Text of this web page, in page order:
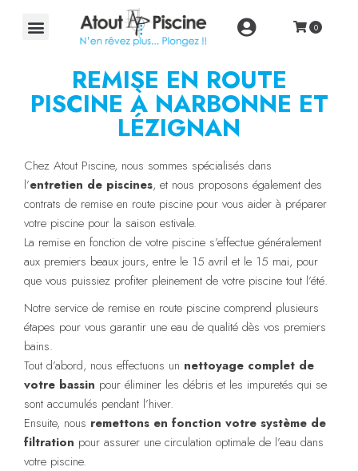
REMISE EN ROUTE
PISCINE À NARBONNE ET
LÉZIGNAN
Chez Atout Piscine, nous sommes spécialisés dans
l’entretien de piscines, et nous proposons également des
contrats de remise en route piscine pour vous aider à préparer
votre piscine pour la saison estivale.
La remise en fonction de votre piscine s’effectue généralement
aux premiers beaux jours, entre le 15 avril et le 15 mai, pour
que vous puissiez profiter pleinement de votre piscine tout l’été.
Notre service de remise en route piscine comprend plusieurs
étapes pour vous garantir une eau de qualité dès vos premiers
bains.
Tout d’abord, nous effectuons un nettoyage complet de
votre bassin pour éliminer les débris et les impuretés qui se
sont accumulés pendant l’hiver.
Ensuite, nous remettons en fonction votre système de
filtration pour assurer une circulation optimale de l’eau dans
votre piscine.